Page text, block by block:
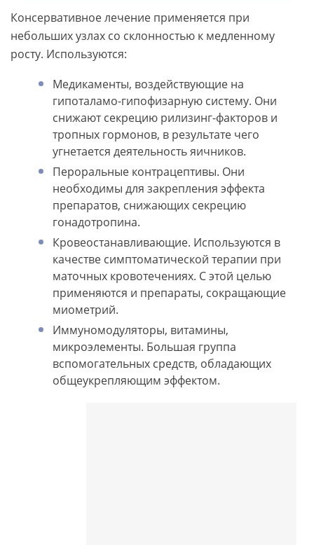
Консервативное лечение применяется при
небольших узлах со склонностью к медленному
росту. Используются:
Медикаменты, воздействующие на
гипоталамо-гипофизарную систему. Они
снижают секрецию рилизинг-факторов и
тропных гормонов, в результате чего
угнетается деятельность яичников.
Пероральные контрацептивы. Они
необходимы для закрепления эффекта
препаратов, снижающих секрецию
гонадотропина.
Кровеостанавливающие. Используются в
качестве симптоматической терапии при
маточных кровотечениях. С этой целью
применяются и препараты, сокращающие
миометрий.
Иммуномодуляторы, витамины,
микроэлементы. Большая группа
вспомогательных средств, обладающих
общеукрепляющим эффектом.